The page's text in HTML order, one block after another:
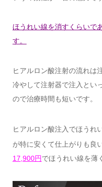
ほうれい線を消すくらいで
す。
ヒアルロン酸注射の流れは
冷やして注射器で注入とい
ので治療時間も短いです。
ヒアルロン酸注入でほうれ
が特に安くて仕上がりも良
17,900円でほうれい線を薄